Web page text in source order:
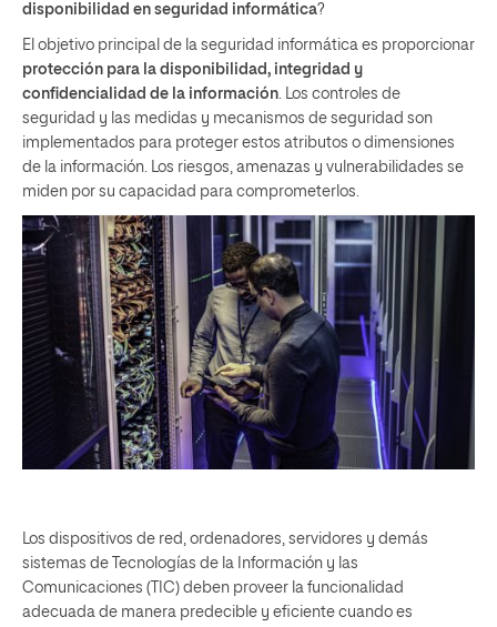
disponibilidad en seguridad informática?
El objetivo principal de la seguridad informática es proporcionar
protección para la disponibilidad, integridad y
confidencialidad de la información . Los controles de
seguridad y las medidas y mecanismos de seguridad son
implementados para proteger estos atributos o dimensiones
de la información. Los riesgos, amenazas y vulnerabilidades se
miden por su capacidad para comprometerlos.
Los dispositivos de red, ordenadores, servidores y demás
sistemas de Tecnologías de la Información y las
Comunicaciones (TIC) deben proveer la funcionalidad
adecuada de manera predecible y eficiente cuando es